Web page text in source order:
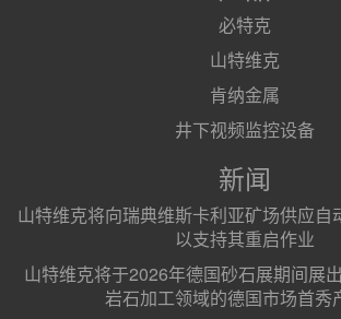
必特克
山特维克
肯纳金属
井下视频监控设备
新闻
山特维克将向瑞典维斯卡利亚矿场供应自
以支持其重启作业
山特维克将于2026年德国砂石展期间展
岩石加工领域的德国市场首秀